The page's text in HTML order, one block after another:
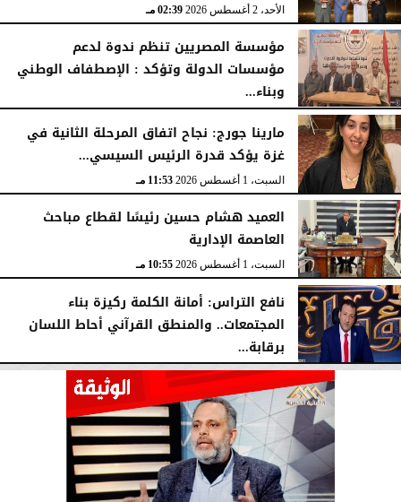
الأحد، 2 أغسطس 2026 02:39 مـ
مؤسسة المصريين تنظم ندوة لدعم
مؤسسات الدولة وتؤكد : الإصطفاف الوطني
وبناء...
الأحد، 2 أغسطس 2026 10:20 صـ
مارينا جورج: نجاح اتفاق المرحلة الثانية في
غزة يؤكد قدرة الرئيس السيسي...
السبت، 1 أغسطس 2026 11:53 مـ
العميد هشام حسين رئيسًا لقطاع مباحث
العاصمة الإدارية
السبت، 1 أغسطس 2026 10:55 مـ
نافع التراس: أمانة الكلمة ركيزة بناء
المجتمعات.. والمنطق القرآني أحاط اللسان
برقابة...
السبت، 1 أغسطس 2026 10:25 مـ